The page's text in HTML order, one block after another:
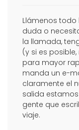
Llámenos todo
duda o
la llamada,
(y si es
para mayor
manda un e-
claramente el
salida
gente que
viaje.